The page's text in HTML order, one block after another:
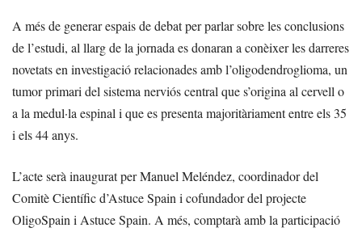
A més de generar espais de debat per parlar sobre les conclusions
de l’estudi, al llarg de la jornada es donaran a conèixer les darreres
novetats en investigació relacionades amb l’oligodendroglioma, un
tumor primari del sistema nerviós central que s’origina al cervell o
a la medul·la espinal i que es presenta majoritàriament entre els 35
i els 44 anys.
L’acte serà inaugurat per Manuel Meléndez, coordinador del
Comitè Científic d’Astuce Spain i cofundador del projecte
OligoSpain i Astuce Spain. A més, comptarà amb la participació